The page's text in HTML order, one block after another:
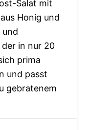
Salat mit
Honig und
und
in nur 20
prima
und passt
gebratenem